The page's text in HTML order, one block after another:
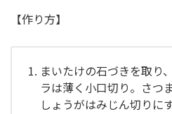
【作り方】
まいたけの石づきを取り
ラは薄く小口切り。さつ
しょうがはみじん切りに